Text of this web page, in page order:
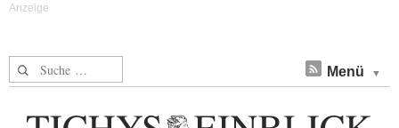
Suche nach: Menü